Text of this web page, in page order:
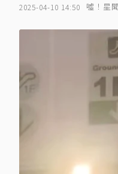
2025-04-10 14:50 噓！星